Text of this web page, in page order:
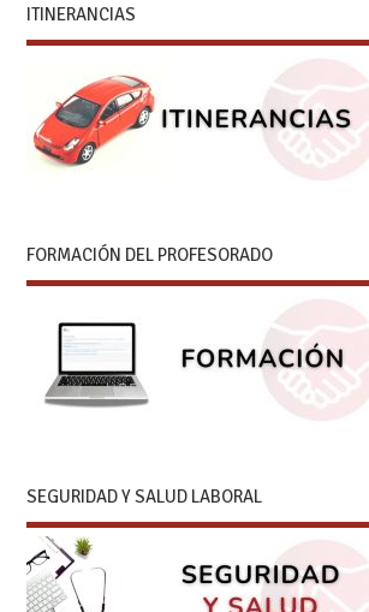
ITINERANCIAS
FORMACIÓN DEL PROFESORADO
SEGURIDAD Y SALUD LABORAL